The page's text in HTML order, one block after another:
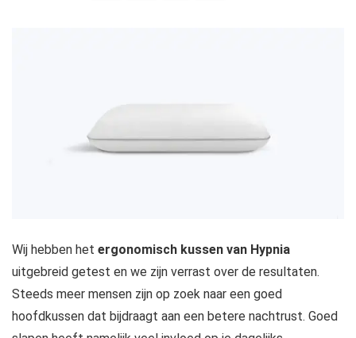
Wij hebben het ergonomisch kussen van Hypnia
uitgebreid getest en we zijn verrast over de resultaten.
Steeds meer mensen zijn op zoek naar een goed
hoofdkussen dat bijdraagt aan een betere nachtrust. Goed